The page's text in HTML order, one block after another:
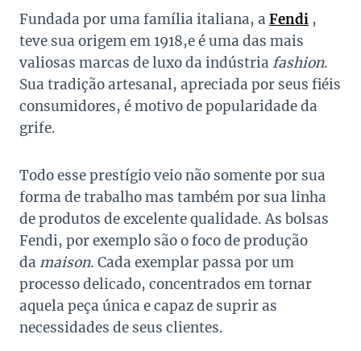
Fundada por uma família italiana, a Fendi ,
teve sua origem em 1918,e é uma das mais
valiosas marcas de luxo da indústria fashion.
Sua tradição artesanal, apreciada por seus fiéis
consumidores, é motivo de popularidade da
grife.
Todo esse prestígio veio não somente por sua
forma de trabalho mas também por sua linha
de produtos de excelente qualidade. As bolsas
Fendi, por exemplo são o foco de produção
da maison. Cada exemplar passa por um
processo delicado, concentrados em tornar
aquela peça única e capaz de suprir as
necessidades de seus clientes.